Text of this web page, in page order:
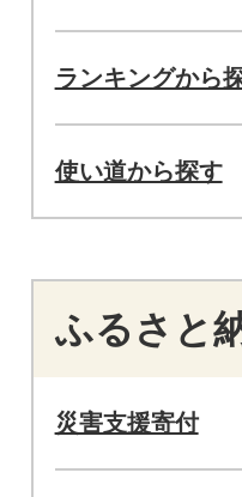
ランキングから
使い道から探す
ふるさと
災害支援寄付